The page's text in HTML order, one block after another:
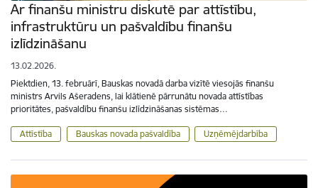
Ar finanšu ministru diskutē par attīstību,
infrastruktūru un pašvaldību finanšu
izlīdzināšanu
13.02.2026.
Piektdien, 13. februārī, Bauskas novadā darba vizītē viesojās finanšu
ministrs Arvils Ašeradens, lai klātienē pārrunātu novada attīstības
prioritātes, pašvaldību finanšu izlīdzināšanas sistēmas…
Attīstība Bauskas novada pašvaldība Uzņēmējdarbība